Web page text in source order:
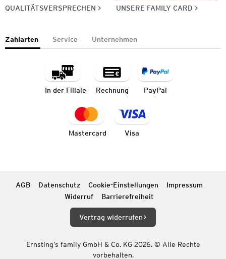
QUALITÄTSVERSPRECHEN UNSERE FAMILY CARD
Zahlarten Service Unternehmen
In der Filiale Rechnung PayPal
Mastercard Visa
AGB Datenschutz Cookie-Einstellungen
Impressum
Widerruf
Barrierefreiheit
Vertrag widerrufen
Ernsting’s family GmbH & Co. KG 2026. © Alle Rechte
vorbehalten.